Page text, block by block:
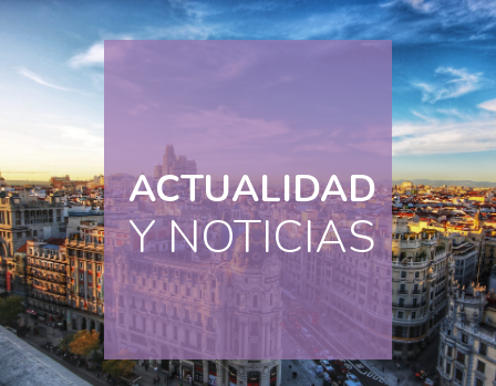
Y NOTICIAS
ACTUALIDAD